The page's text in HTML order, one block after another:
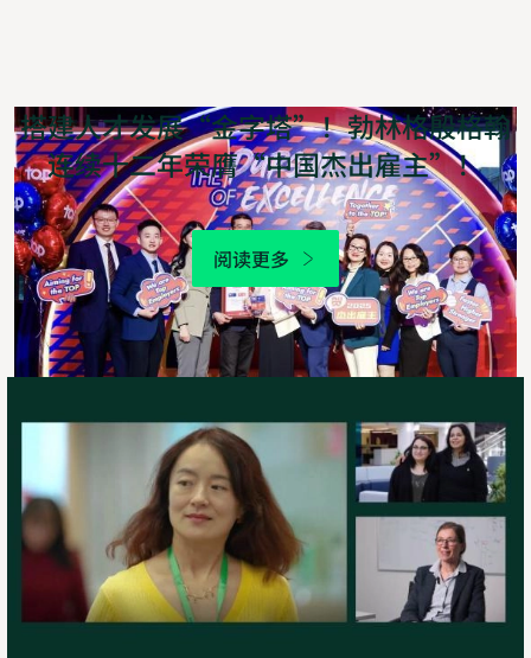
搭建人才发展“金字塔”！勃林格殷格翰
连续十二年荣膺“中国杰出雇主”！
阅读更多
年
域
女